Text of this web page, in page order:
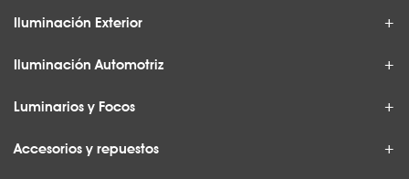
Iluminación Exterior
Iluminación Automotriz
Luminarios y Focos
Accesorios y repuestos